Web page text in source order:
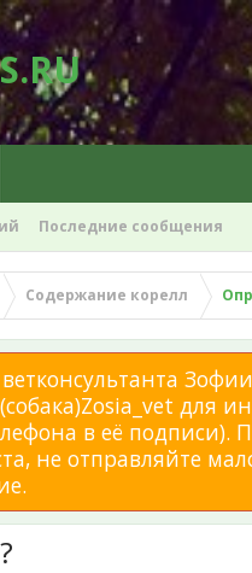
Последние сообщения
Содержание корелл
для
в её подписи).
не отправляйте